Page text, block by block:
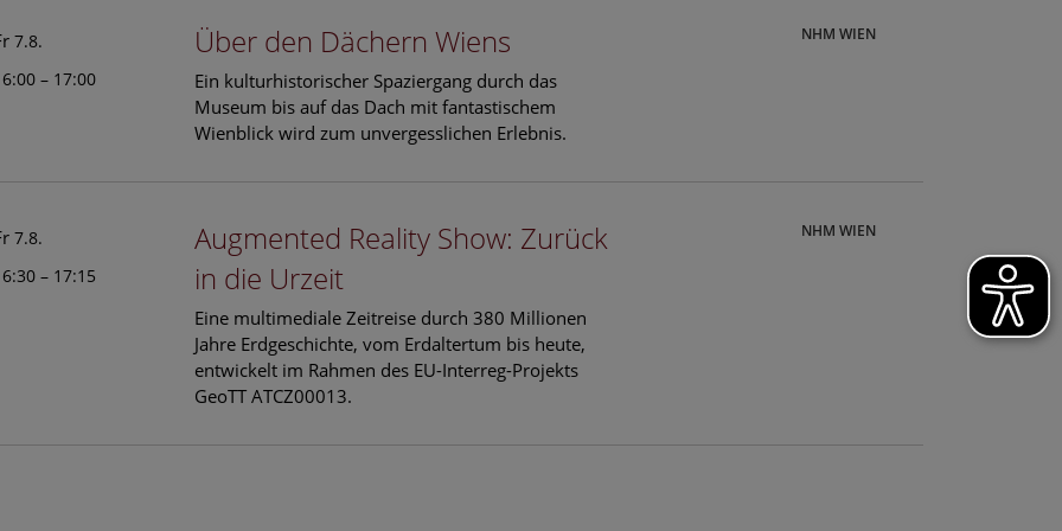
7.8.
– 17:00
Über den Dächern Wiens
Ein kulturhistorischer Spaziergang durch das
Museum bis auf das Dach mit fantastischem
Wienblick wird zum unvergesslichen Erlebnis.
NHM WIEN
7.8.
– 17:15
Augmented Reality Show: Zurück
in die Urzeit
Eine multimediale Zeitreise durch 380 Millionen
Jahre Erdgeschichte, vom Erdaltertum bis heute,
entwickelt im Rahmen des EU-Interreg-Projekts
GeoTT ATCZ00013.
NHM WIEN